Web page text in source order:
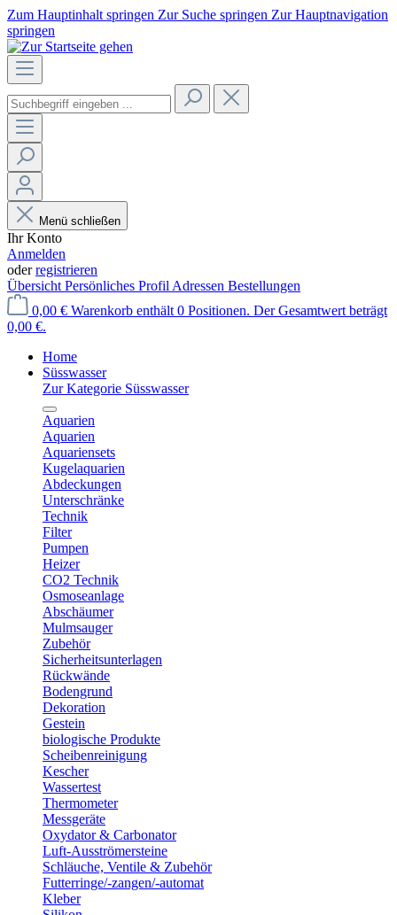
Zum Hauptinhalt springen Zur Suche springen Zur Hauptnavigation
springen
Menü schließen
Ihr Konto
Anmelden
oderregistrieren
Übersicht Persönliches Profil Adressen Bestellungen
0,00 € Warenkorb enthält 0 Positionen. Der Gesamtwert beträgt
0,00 €.
Home
Süsswasser
Zur Kategorie Süsswasser
Aquarien
Aquarien
Aquariensets
Kugelaquarien
Abdeckungen
Unterschränke
Technik
Filter
Pumpen
Heizer
CO2 Technik
Osmoseanlage
Abschäumer
Mulmsauger
Zubehör
Sicherheitsunterlagen
Rückwände
Bodengrund
Dekoration
Gestein
biologische Produkte
Scheibenreinigung
Kescher
Wassertest
Thermometer
Messgeräte
Oxydator & Carbonator
Luft-Ausströmersteine
Schläuche, Ventile & Zubehör
Futterringe/-zangen/-automat
Kleber